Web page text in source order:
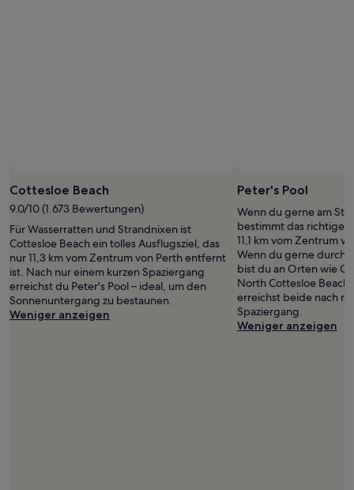
Cottesloe Beach
9.0/10 (1.673 Bewertungen)
Für Wasserratten und Strandnixen ist
Cottesloe Beach ein tolles Ausflugsziel, das
nur 11,3 km vom Zentrum von Perth entfernt
ist. Nach nur einem kurzen Spaziergang
erreichst du Peter's Pool – ideal, um den
Sonnenuntergang zu bestaunen.
Weniger anzeigen
Peter's Pool
Wenn du gerne am
bestimmt das richtige
11,1 km vom Zentrum
Wenn du gerne durch
bist du an Orten wie
North Cottesloe
erreichst beide nach
Spaziergang.
Weniger anzeigen